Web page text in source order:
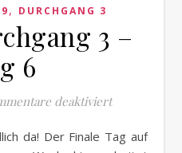
, DURCHGANG 3
3 –
6
deaktiviertfür 2019 –